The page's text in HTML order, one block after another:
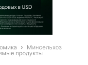
Минсельхоз
продукты